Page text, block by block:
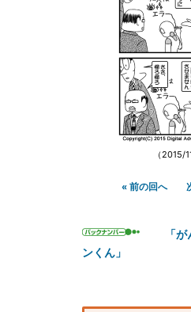
（2015/
« 前の回へ
「
ンくん」